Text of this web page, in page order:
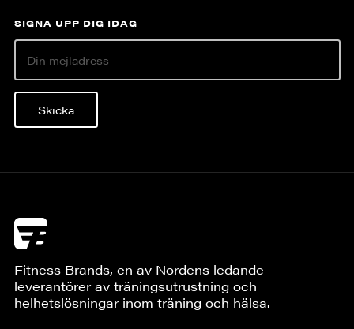
SIGNA UPP DIG IDAG
Skicka
Fitness Brands, en av Nordens ledande
leverantörer av träningsutrustning och
helhetslösningar inom träning och hälsa.